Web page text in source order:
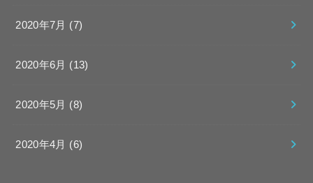
2020年7月 (7)
2020年6月 (13)
2020年5月 (8)
2020年4月 (6)